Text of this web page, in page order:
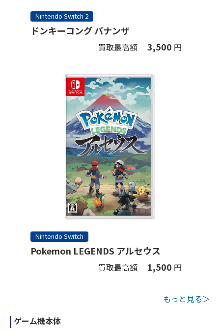
Nintendo Switch 2
ドンキーコング バナンザ
買取最高額 3,500 円
Nintendo Switch
Pokemon LEGENDS アルセウス
買取最高額 1,500 円
もっと見る＞
ゲーム機本体